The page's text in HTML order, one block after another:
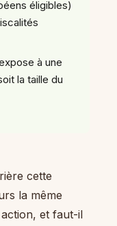
éligibles)
à une
la taille du
cette
la même
et faut-il